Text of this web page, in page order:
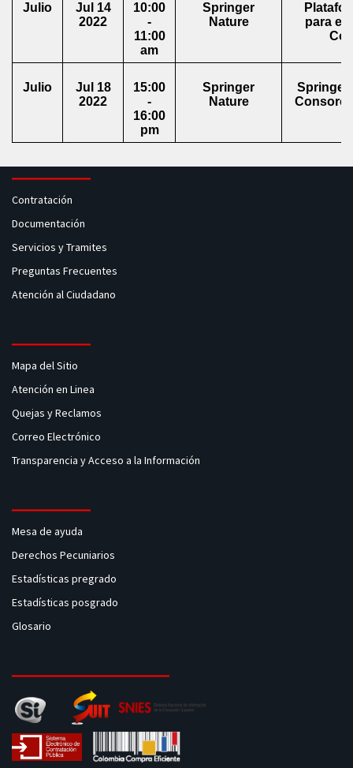
Julio
Jul 14
2022
10:00
-
11:00
am
Springer
Nature
para el
Julio
Jul 18
2022
15:00
-
16:00
pm
Springer
Nature
Contratación
Documentación
Servicios y Tramites
Preguntas Frecuentes
Atención al Ciudadano
Mapa del Sitio
Atención en Linea
Quejas y Reclamos
Correo Electrónico
Transparencia y Acceso a la Información
Mesa de ayuda
Derechos Pecuniarios
Estadísticas pregrado
Estadísticas posgrado
Glosario